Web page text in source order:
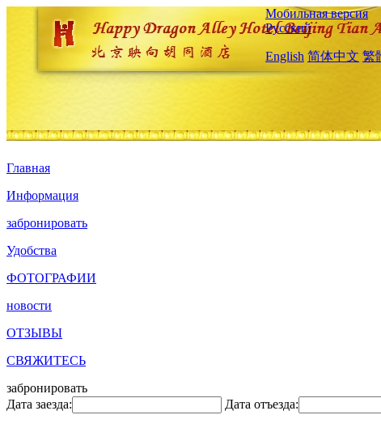
Мобильная версия
Русский
English 简体中文 繁
Главная
Информация
забронировать
Удобства
ФОТОГРАФИИ
новости
ОТЗЫВЫ
СВЯЖИТЕСЬ
забронировать
Дата заезда:
Дата отъезда: